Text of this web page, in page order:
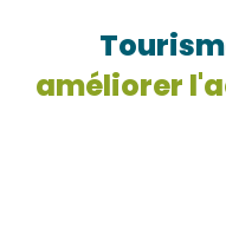
améliorer